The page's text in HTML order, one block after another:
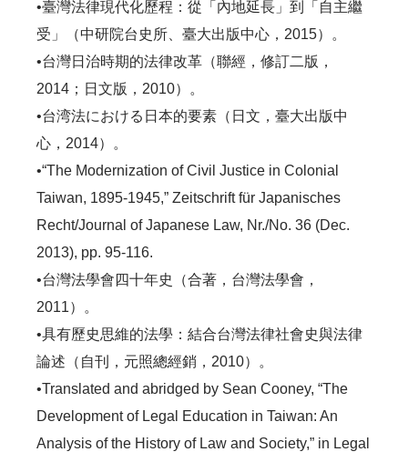
•臺灣法律現代化歷程：從「內地延長」到「自主繼
受」（中研院台史所、臺大出版中心，2015）。
•台灣日治時期的法律改革（聯經，修訂二版，
2014；日文版，2010）。
•台湾法における日本的要素（日文，臺大出版中
心，2014）。
•“The Modernization of Civil Justice in Colonial
Taiwan, 1895-1945,” Zeitschrift für Japanisches
Recht/Journal of Japanese Law, Nr./No. 36 (Dec.
2013), pp. 95-116.
•台灣法學會四十年史（合著，台灣法學會，
2011）。
•具有歷史思維的法學：結合台灣法律社會史與法律
論述（自刊，元照總經銷，2010）。
•Translated and abridged by Sean Cooney, “The
Development of Legal Education in Taiwan: An
Analysis of the History of Law and Society,” in Legal